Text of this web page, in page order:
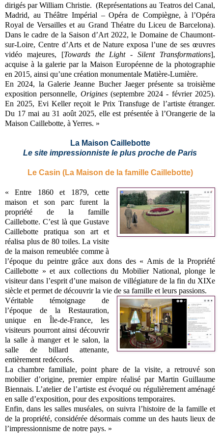
dirigés par William Christie. (Représentations au Teatros del Canal,
Madrid, au Théâtre Impérial – Opéra de Compiègne, à l’Opéra
Royal de Versailles et au Grand Théatre du Liceu de Barcelona).
Dans le cadre de la Saison d’Art 2022, le Domaine de Chaumont-
sur-Loire, Centre d’Arts et de Nature exposa l’une de ses œuvres
vidéo majeures, [Towards the Light - Silent Transformations],
acquise à la galerie par la Maison Européenne de la photographie
en 2015, ainsi qu’une création monumentale Matière-Lumière.
En 2024, la Galerie Jeanne Bucher Jaeger présente sa troisième
exposition personnelle, Origines (septembre 2024 - février 2025).
En 2025, Evi Keller reçoit le Prix Transfuge de l’artiste étranger.
Du 17 mai au 31 août 2025, elle est présentée à l’Orangerie de la
Maison Caillebotte, à Yerres. »
La Maison Caillebotte
Le site impressionniste le plus proche de Paris
Le Casin (La Maison de la famille Caillebotte)
« Entre 1860 et 1879, cette
maison et son parc furent la
propriété de la famille
Caillebotte. C’est là que Gustave
Caillebotte pratiqua son art et
réalisa plus de 80 toiles. La visite
de la maison remeublée comme à
l’époque du peintre grâce aux dons des « Amis de la Propriété
Caillebotte » et aux collections du Mobilier National, plonge le
visiteur dans l’esprit d’une maison de villégiature de la fin du XIXe
siècle et permet de découvrir la vie de sa famille et leurs passions.
Véritable témoignage de
l’époque de la Restauration,
unique en Île-de-France, les
visiteurs pourront ainsi découvrir
la salle à manger et le salon, la
salle de billard attenante,
entièrement redécorés.
La chambre familiale, point phare de la visite, a retrouvé son
mobilier d’origine, premier empire réalisé par Martin Guillaume
Biennais. L’atelier de l’artiste est évoqué ou régulièrement aménagé
en salle d’exposition, pour des expositions temporaires.
Enfin, dans les salles muséales, on suivra l’histoire de la famille et
de la propriété, considérée désormais comme un des hauts lieux de
l’impressionnisme de notre pays. »